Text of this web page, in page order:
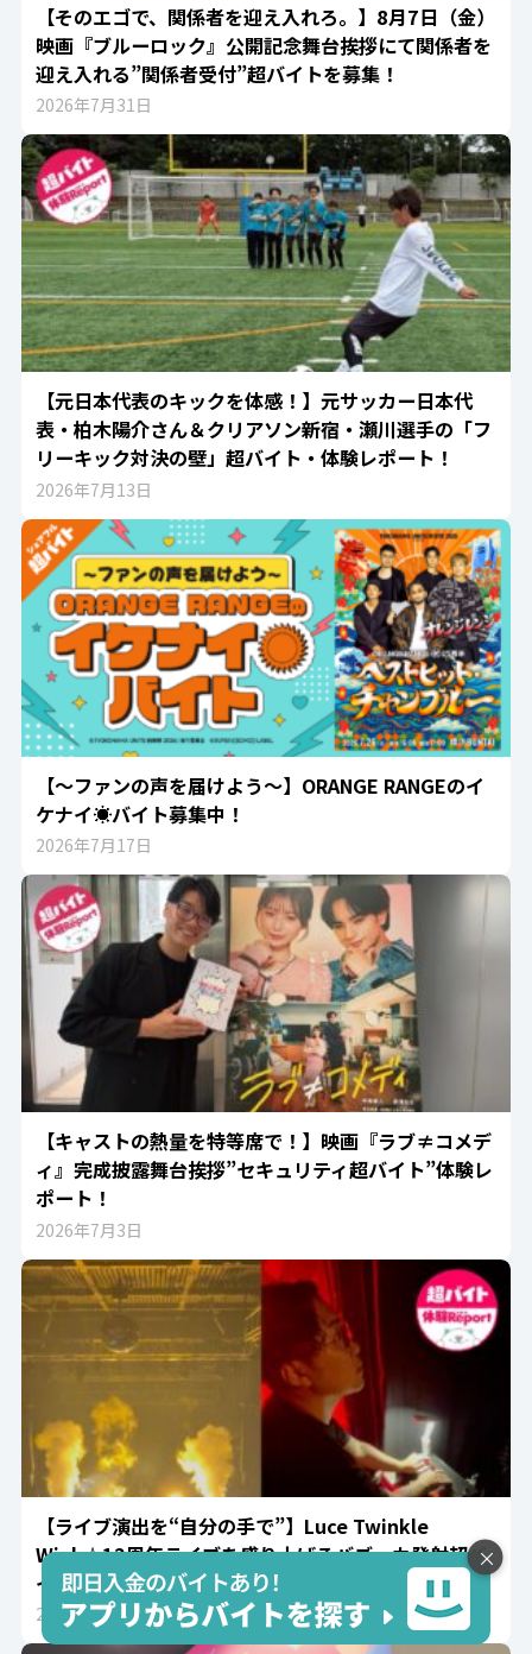
【そのエゴで、関係者を迎え入れろ。】8月7日（金）
映画『ブルーロック』公開記念舞台挨拶にて関係者を
迎え入れる”関係者受付”超バイトを募集！
2026年7月31日
【元日本代表のキックを体感！】元サッカー日本代
表・柏木陽介さん＆クリアソン新宿・瀬川選手の「フ
リーキック対決の壁」超バイト・体験レポート！
2026年7月13日
【～ファンの声を届けよう～】ORANGE RANGEのイ
ケナイ☀バイト募集中！
2026年7月17日
【キャストの熱量を特等席で！】映画『ラブ≠コメデ
ィ』完成披露舞台挨拶”セキュリティ超バイト”体験レ
ポート！
2026年7月3日
【ライブ演出を“自分の手で”】Luce Twinkle
Wink☆12周年ライブを盛り上げるバズーカ発射超バ
イト｜リハーサルから本番の熱狂まで
2026年6月26日
×